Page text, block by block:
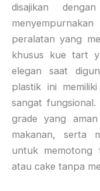
disajikan
peralatan yang
khusus kue tart
elegan saat
plastik ini
sangat
grade yang
makanan, serta
untuk
atau cake tanpa